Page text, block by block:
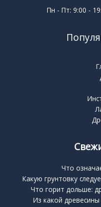
Пн - Пт: 9:00 -
Что
Какую грунтовку
Что горит дольше:
Из какой